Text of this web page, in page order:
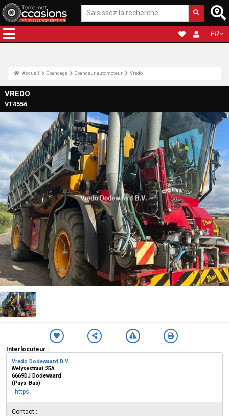
FR
Accueil Epandage Epandeur automoteur Vredo
VREDO
VT4556
Interlocuteur :
Vredo Dodewaard B.V.
Welysestraat 25A
6669DJ Dodewaard
(Pays-Bas)
https
Contact :